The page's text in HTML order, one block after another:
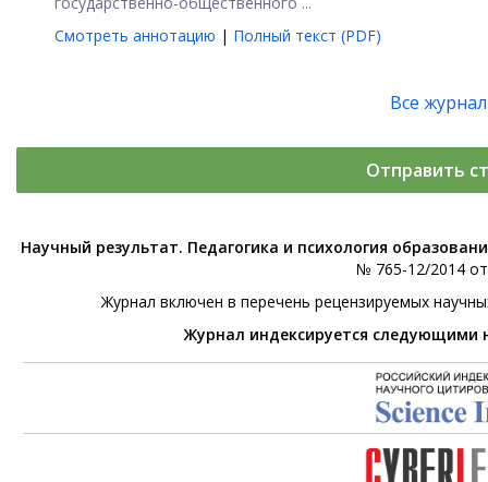
Смотреть аннотацию | Полный текст (PDF)
Все
Отправить
Научный результат. Педагогика и психология
№ 765-12/2014
Журнал включен в перечень рецензируемых
Журнал индексируется